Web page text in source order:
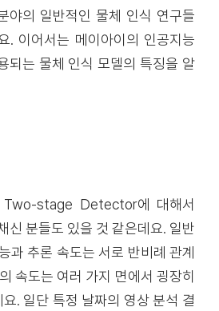
야의 일반적인 물체 인식 연구들
. 이어서는 메이아이의 인공지능
되는 물체 인식 모델의 특징을 알
stage Detector에 대해서
신 분들도 있을 것 같은데요. 일반
과 추론 속도는 서로 반비례 관계
속도는 여러 가지 면에서 굉장히
. 일단 특정 날짜의 영상 분석 결